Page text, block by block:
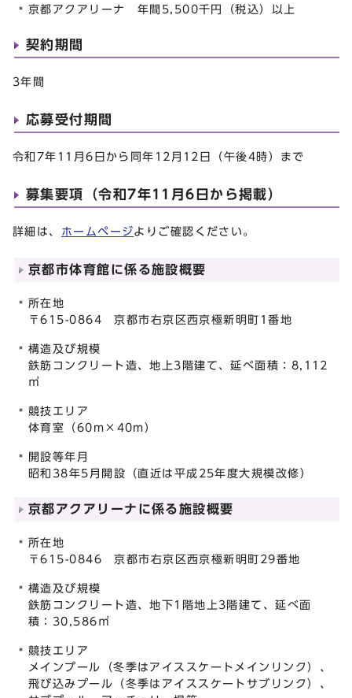
京都アクアリーナ 年間5,500千円（税込）以上
契約期間
3年間
応募受付期間
令和7年11月6日から同年12月12日（午後4時）まで
募集要項（令和7年11月6日から掲載）
詳細は、 ホームページよりご確認ください。
京都市体育館に係る施設概要
所在地
〒615-0864 京都市右京区西京極新明町1番地
構造及び規模
鉄筋コンクリート造、地上3階建て、延べ面積：8,112
㎡
競技エリア
体育室（60m×40m）
開設等年月
昭和38年5月開設（直近は平成25年度大規模改修）
京都アクアリーナに係る施設概要
所在地
〒615-0846 京都市右京区西京極新明町29番地
構造及び規模
鉄筋コンクリート造、地下1階地上3階建て、延べ面
積：30,586㎡
競技エリア
メインプール（冬季はアイススケートメインリンク）、
飛び込みプール（冬季はアイススケートサブリンク）、